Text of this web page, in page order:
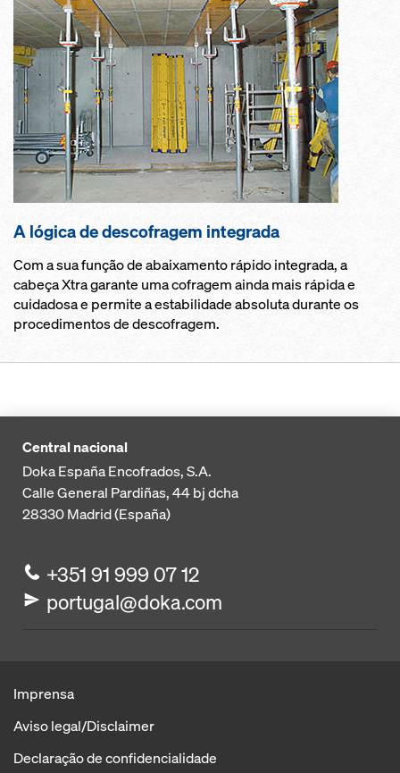
A lógica de descofragem integrada
Com a sua função de abaixamento rápido integrada, a
cabeça Xtra garante uma cofragem ainda mais rápida e
cuidadosa e permite a estabilidade absoluta durante os
procedimentos de descofragem.
Central nacional
Doka España Encofrados, S.A.
Calle General Pardiñas, 44 bj dcha
28330Madrid (España)
+351 91 999 07 12
portugal@doka.com
Imprensa
Aviso legal/Disclaimer
Declaração de confidencialidade